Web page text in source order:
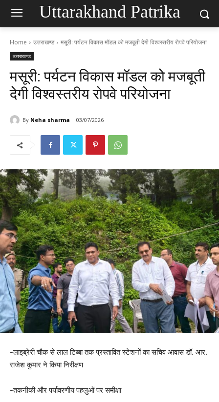
Uttarakhand Patrika
Home उत्तराखण्ड मसूरी: पर्यटन विकास मॉडल को मजबूती देगी विश्वस्तरीय रोपवे परियोजना
उत्तराखण्ड
मसूरी: पर्यटन विकास मॉडल को मजबूती
देगी विश्वस्तरीय रोपवे परियोजना
By Neha sharma 03/07/2026
-लाइब्रेरी चौक से लाल टिब्बा तक प्रस्तावित स्टेशनों का सचिव आवास डॉ. आर.
राजेश कुमार ने किया निरीक्षण
-तकनीकी और पर्यावरणीय पहलुओं पर समीक्षा